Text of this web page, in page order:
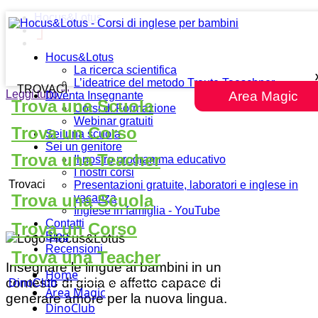
Hocus&Lotus
La ricerca scientifica
L’ideatrice del metodo Traute Taeschner
Diventa Insegnante
Corsi di Formazione
Webinar gratuiti
Sei una scuola
Sei un genitore
Il nostro programma educativo
I nostri corsi
Presentazioni gratuite, laboratori e inglese in
vacanza
Inglese in famiglia - YouTube
Contatti
Blog
Recensioni
Home
Area Magic
DinoClub
Area Magic
TROVACI
Trova una Scuola
Trova un Corso
Trova una Teacher
Trovaci
Trova una Scuola
Trova un Corso
Trova una Teacher
DinoClub
Hocus&Lotus
Leggi tutto""
Insegnare le lingue ai bambini in un
contesto di gioia e affetto capace di
generare amore per la nuova lingua.